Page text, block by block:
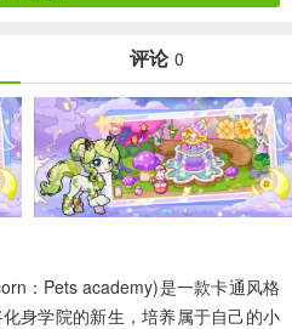
评论 0
：Pets academy)是一款卡通风格
身学院的新生，培养属于自己的小